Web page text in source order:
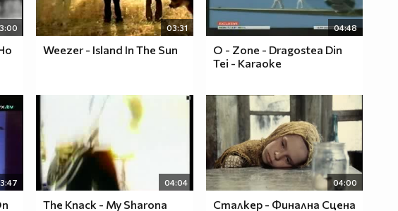
03:31
Weezer - Island In The Sun
04:48
O - Zone - Dragostea Din
Tei - Karaoke
04:04
The Knack - My Sharona
04:00
Сталкер - Финална Сцена